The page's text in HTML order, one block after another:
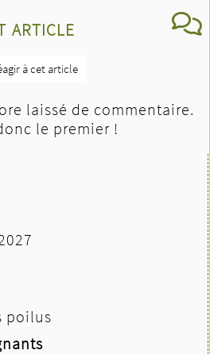
poilus
article
à cet article
laissé de commentaire.
le premier !